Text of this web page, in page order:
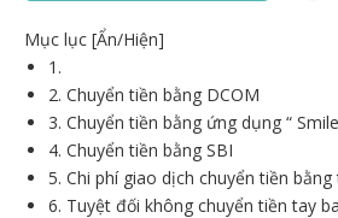
Mục lục [Ẩn/Hiện]
1.
2. Chuyển tiền bằng DCOM
3. Chuyển tiền bằng ứng dụng “
4. Chuyển tiền bằng SBI
5. Chi phí giao dịch chuyển tiền
6. Tuyệt đối không chuyển tiền tay ba